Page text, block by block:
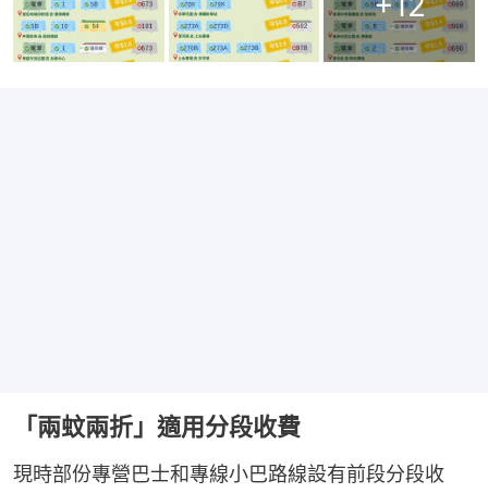
「兩蚊兩折」適用分段收費
現時部份專營巴士和專線小巴路線設有前段分段收